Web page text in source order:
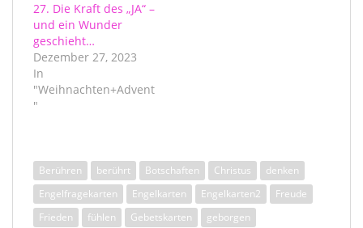
27. Die Kraft des „JA“ –
und ein Wunder
geschieht…
Dezember 27, 2023
In
"Weihnachten+Advent
"
Berühren berührt Botschaften Christus
denken
Engelfragekarten
Engelkarten Engelkarten2
Freude
Frieden
fühlen Gebetskarten
geborgen